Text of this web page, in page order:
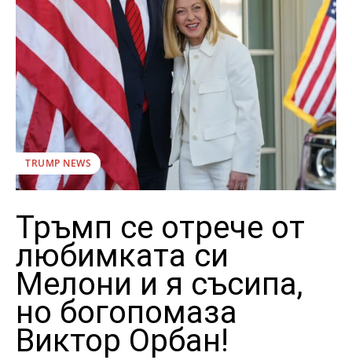
TRUMP NEWS
Тръмп се отрече от
любимката си
Мелони и я съсипа,
но богопомаза
Виктор Орбан!